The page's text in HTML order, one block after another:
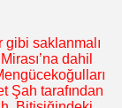
saklanmalı
dahil
Şah tarafından